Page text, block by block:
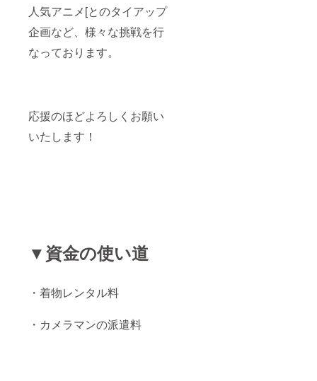
人気アニメ[とのタイアップ
企画など、様々な挑戦を行
なっております。
応援のほどよろしくお願い
いたします！
▼資金の使い道
・着物レンタル料
・カメラマンの派遣料